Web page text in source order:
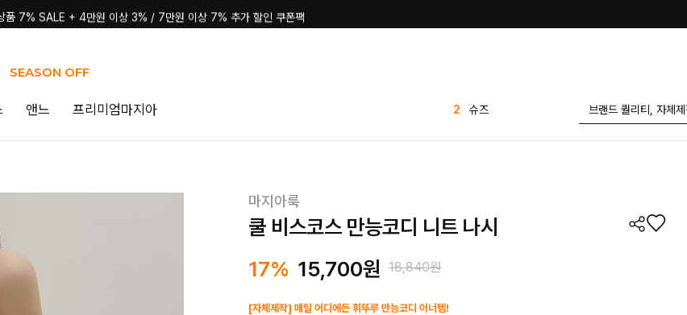
품 7% SALE + 4만원 이상 3% / 7만원 이상 7% 추가 할인 쿠폰팩
SEASON OFF
앤느 프리미엄마지아 3
나시
8
1+1
마지아룩
쿨 비스코스 만능코디 니트 나시
17% 15,700원 18,840원
[자체제작] 매일 어디에든 휘뚜루 만능코디 이너템!